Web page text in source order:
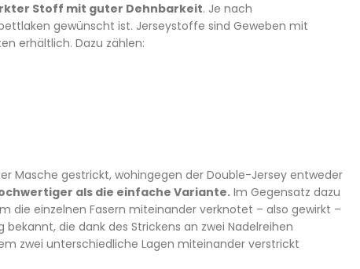
Stoff mit guter Dehnbarkeit. Je nach
gewünscht ist. Jerseystoffe sind Geweben mit
erhältlich. Dazu zählen:
Masche gestrickt, wohingegen der Double-Jersey entweder
als die einfache Variante. Im Gegensatz dazu
die einzelnen Fasern miteinander verknotet – also gewirkt –
die dank des Strickens an zwei Nadelreihen
zwei unterschiedliche Lagen miteinander verstrickt